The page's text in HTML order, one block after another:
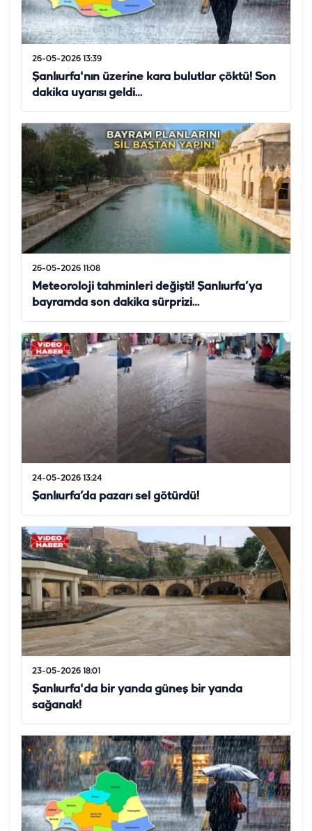
26-05-2026 13:39
Şanlıurfa'nın üzerine kara bulutlar çöktü! Son
dakika uyarısı geldi…
26-05-2026 11:08
Meteoroloji tahminleri değişti! Şanlıurfa’ya
bayramda son dakika sürprizi…
24-05-2026 13:24
Şanlıurfa’da pazarı sel götürdü!
23-05-2026 18:01
Şanlıurfa'da bir yanda güneş bir yanda
sağanak!